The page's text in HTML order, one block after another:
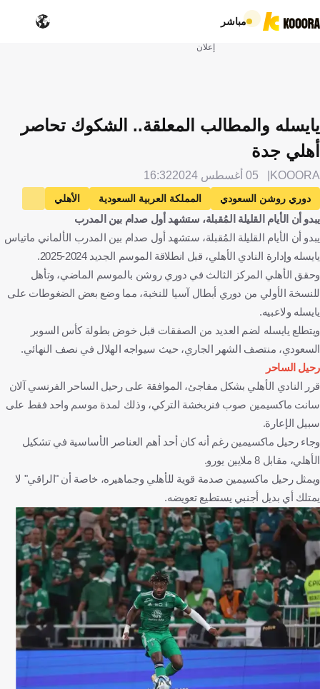
مباشر
إعلان
يايسله والمطالب المعلقة.. الشكوك تحاصر
أهلي جدة
KOOORA 05 أغسطس 2024 16:32
دوري روشن السعودي المملكة العربية السعودية
الأهلي
ماتياس يايسله
ألمانيا آلان سانت ماكسيمين
فرنسا
الإنتقالات
كرة قدم
يبدو أن الأيام القليلة المُقبلة، ستشهد أول صدام بين المدرب
يبدو أن الأيام القليلة المُقبلة، ستشهد أول صدام بين المدرب الألماني ماتياس
يايسله وإدارة النادي الأهلي، قبل انطلاقة الموسم الجديد 2024-2025.
وحقق الأهلي المركز الثالث في دوري روشن بالموسم الماضي، وتأهل
للنسخة الأولي من دوري أبطال آسيا للنخبة، مما وضع بعض الضغوطات على
يايسله ولاعبيه.
ويتطلع يايسله لضم العديد من الصفقات قبل خوض بطولة كأس السوبر
السعودي، منتصف الشهر الجاري، حيث سيواجه الهلال في نصف النهائي.
رحيل الساحر
قرر النادي الأهلي بشكل مفاجئ، الموافقة على رحيل الساحر الفرنسي آلان
سانت ماكسيمين صوب فنربخشة التركي، وذلك لمدة موسم واحد فقط على
سبيل الإعارة.
وجاء رحيل ماكسيمين رغم أنه كان أحد أهم العناصر الأساسية في تشكيل
الأهلي، مقابل 8 ملايين يورو.
ويمثل رحيل ماكسيمين صدمة قوية للأهلي وجماهيره، خاصة أن "الراقي" لا
يمتلك أي بديل أجنبي يستطيع تعويضه.